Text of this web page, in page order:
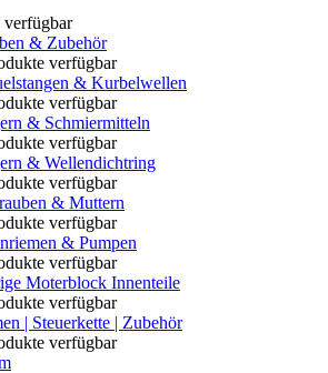
verfügbar
& Zubehör
verfügbar
& Kurbelwellen
verfügbar
& Schmiermitteln
verfügbar
& Wellendichtring
verfügbar
& Muttern
verfügbar
& Pumpen
verfügbar
Moterblock Innenteile
verfügbar
| Steuerkette | Zubehör
verfügbar